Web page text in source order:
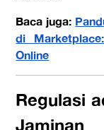
Baca juga:
di
Online
Regulasi
Jaminan